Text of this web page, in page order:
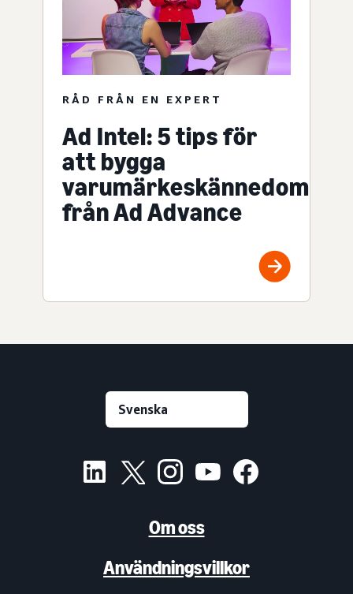
RÅD FRÅN EN EXPERT
Ad Intel: 5 tips för
att bygga
varumärkeskännedom
från Ad Advance
Om oss
Användningsvillkor